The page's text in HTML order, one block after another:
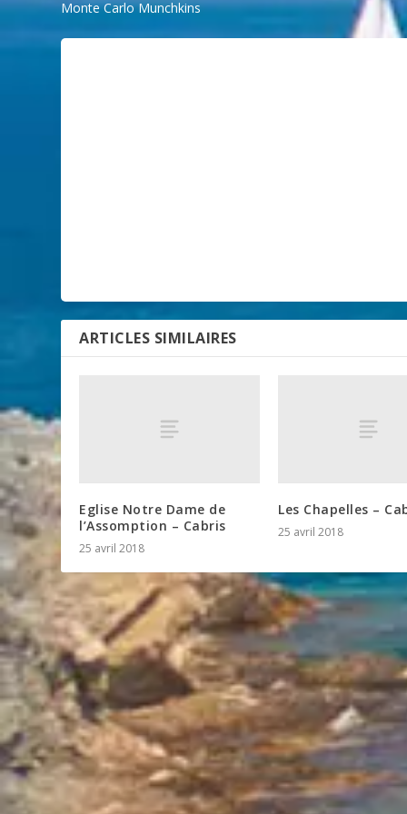
Monte Carlo Munchkins
ARTICLES SIMILAIRES
Eglise Notre Dame de
l’Assomption – Cabris
25 avril 2018
Les Chapelles –
25 avril 2018